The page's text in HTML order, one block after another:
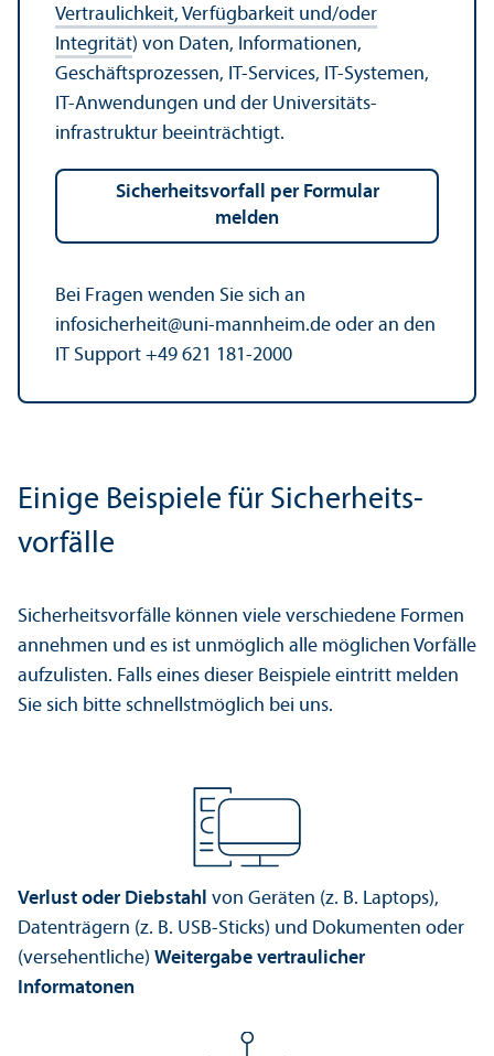
Vertraulichkeit, Verfügbarkeit und/oder
Integrität) von Daten, Informationen,
Geschäfts­prozessen, IT-Services, IT-Systemen,
IT-Anwendungen und der Universitäts­
infrastruktur beeinträchtigt.
Sicherheits­vorfall per Formular
melden
Bei Fragen wenden Sie sich an
infosicherheit@uni-mannheim.de oder an den
IT Support +49 621 181-2000
Einige Beispiele für Sicherheits­
vorfälle
Sicherheits­vorfälle können viele verschiedene Formen
annehmen und es ist unmöglich alle möglichen Vorfälle
aufzulisten. Falls eines dieser Beispiele eintritt melden
Sie sich bitte schnellstmöglich bei uns.
Verlust oder Diebstahl von Geräten (z. B. Laptops),
Datenträgern (z. B. USB-Sticks) und Dokumenten oder
(versehentliche) Weitergabe vertraulicher
Informatonen